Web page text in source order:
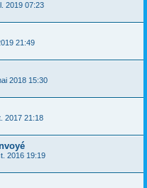
2019 07:23
21:49
2018 15:30
2017 21:18
2016 19:19